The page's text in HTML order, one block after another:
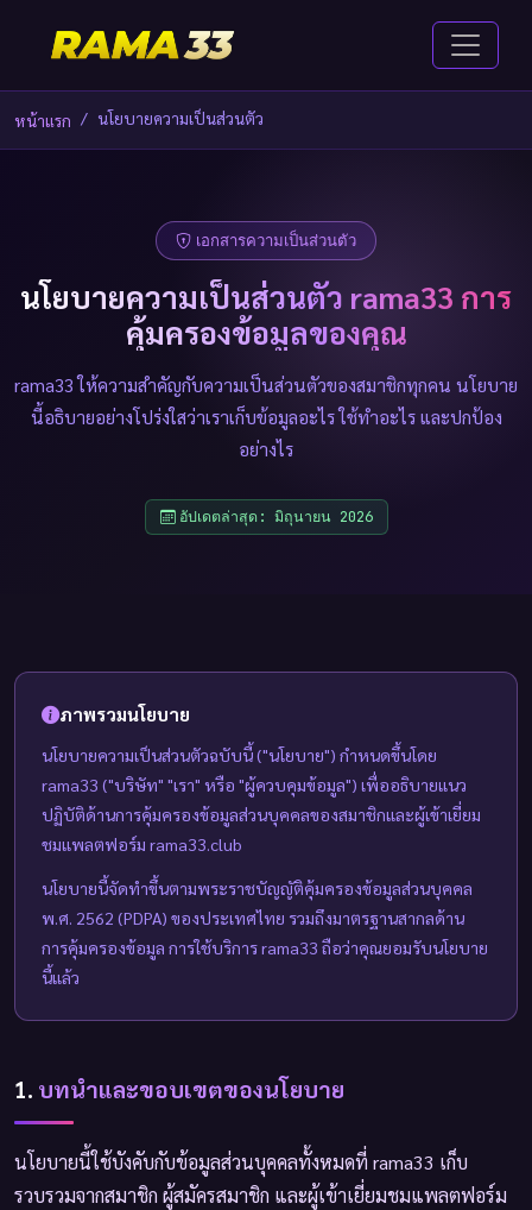
หน้าแรก นโยบายความเป็นส่วนตัว
เอกสารความเป็นส่วนตัว
นโยบายความเป็นส่วนตัว rama33 การ
คุ้มครองข้อมูลของคุณ
rama33 ให้ความสำคัญกับความเป็นส่วนตัวของสมาชิกทุกคน นโยบาย
นี้อธิบายอย่างโปร่งใสว่าเราเก็บข้อมูลอะไร ใช้ทำอะไร และปกป้อง
อย่างไร
อัปเดตล่าสุด: มิถุนายน 2026
ภาพรวมนโยบาย
นโยบายความเป็นส่วนตัวฉบับนี้ ("นโยบาย") กำหนดขึ้นโดย
rama33 ("บริษัท" "เรา" หรือ "ผู้ควบคุมข้อมูล") เพื่ออธิบายแนว
ปฏิบัติด้านการคุ้มครองข้อมูลส่วนบุคคลของสมาชิกและผู้เข้าเยี่ยม
ชมแพลตฟอร์ม rama33.club
นโยบายนี้จัดทำขึ้นตามพระราชบัญญัติคุ้มครองข้อมูลส่วนบุคคล
พ.ศ. 2562 (PDPA) ของประเทศไทย รวมถึงมาตรฐานสากลด้าน
การคุ้มครองข้อมูล การใช้บริการ rama33 ถือว่าคุณยอมรับนโยบาย
นี้แล้ว
1. บทนำและขอบเขตของนโยบาย
นโยบายนี้ใช้บังคับกับข้อมูลส่วนบุคคลทั้งหมดที่ rama33 เก็บ
รวบรวมจากสมาชิก ผู้สมัครสมาชิก และผู้เข้าเยี่ยมชมแพลตฟอร์ม